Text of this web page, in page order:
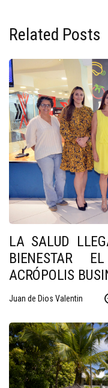
Related Posts
LA SALUD
BIENESTAR
ACRÓPOLIS
Juan de Dios Valentin